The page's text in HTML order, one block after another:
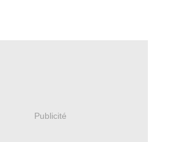
Publicité